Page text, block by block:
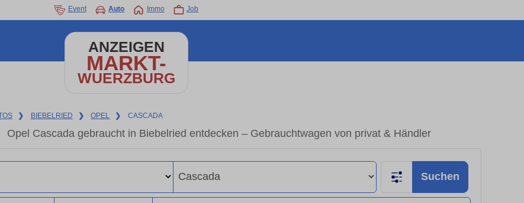
Event Auto Immo Job
ANZEIGEN
MARKT-
WUERZBURG
❯ BIEBELRIED ❯ OPEL ❯ CASCADA
Opel Cascada gebraucht in Biebelried entdecken – Gebrauchtwagen von privat & Händler
Suchen